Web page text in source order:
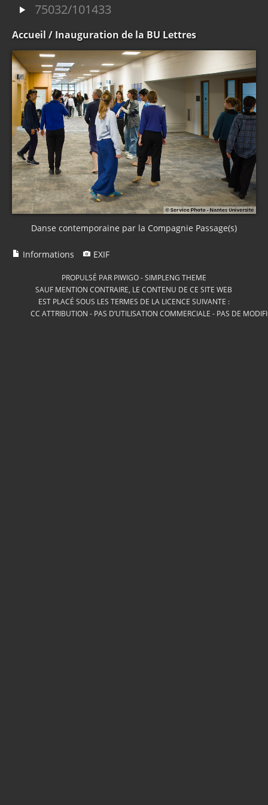
75032/101433
Accueil / Inauguration de la BU Lettres
Danse contemporaine par la Compagnie Passage(s)
Informations EXIF
PROPULSÉ PAR PIWIGO-SIMPLENG THEME
SAUF MENTION CONTRAIRE, LE CONTENU DE CE SITE WEB
EST PLACÉ SOUS LES TERMES DE LA LICENCE SUIVANTE :
CC ATTRIBUTION - PAS D’UTILISATION COMMERCIALE - PAS DE